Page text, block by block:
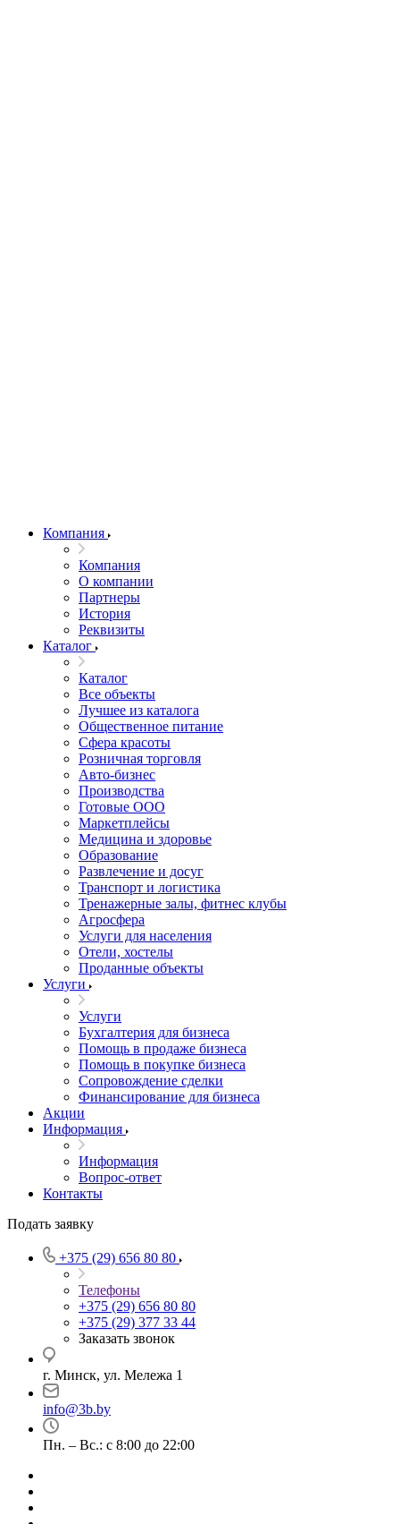
Компания
Компания
О компании
Партнеры
История
Реквизиты
Каталог
Каталог
Все объекты
Лучшее из каталога
Общественное питание
Сфера красоты
Розничная торговля
Авто-бизнес
Производства
Готовые ООО
Маркетплейсы
Медицина и здоровье
Образование
Развлечение и досуг
Транспорт и логистика
Тренажерные залы, фитнес клубы
Агросфера
Услуги для населения
Отели, хостелы
Проданные объекты
Услуги
Услуги
Бухгалтерия для бизнеса
Помощь в продаже бизнеса
Помощь в покупке бизнеса
Сопровождение сделки
Финансирование для бизнеса
Акции
Информация
Информация
Вопрос-ответ
Контакты
Подать заявку
+375 (29) 656 80 80
Телефоны
+375 (29) 656 80 80
+375 (29) 377 33 44
Заказать звонок
г. Минск, ул. Мележа 1
info@3b.by
Пн. – Вс.: с 8:00 до 22:00